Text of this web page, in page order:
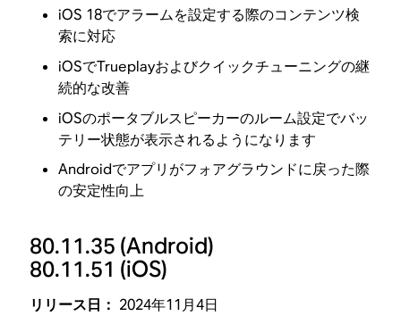
iOS 18でアラームを設定する際のコンテンツ検
索に対応
iOSでTrueplayおよびクイックチューニングの継
続的な改善
iOSのポータブルスピーカーのルーム設定でバッ
テリー状態が表示されるようになります
Androidでアプリがフォアグラウンドに戻った際
の安定性向上
80.11.35 (Android)
80.11.51 (iOS)
リリース日： 2024年11月4日